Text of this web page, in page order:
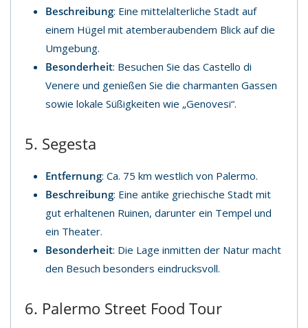
Beschreibung: Eine mittelalterliche Stadt auf
einem Hügel mit atemberaubendem Blick auf die
Umgebung.
Besonderheit: Besuchen Sie das Castello di
Venere und genießen Sie die charmanten Gassen
sowie lokale Süßigkeiten wie „Genovesi“.
5. Segesta
Entfernung: Ca. 75 km westlich von Palermo.
Beschreibung: Eine antike griechische Stadt mit
gut erhaltenen Ruinen, darunter ein Tempel und
ein Theater.
Besonderheit: Die Lage inmitten der Natur macht
den Besuch besonders eindrucksvoll.
6. Palermo Street Food Tour